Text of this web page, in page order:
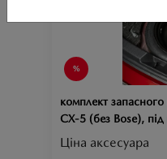
комплект
СХ-5 (без Bose), під
Ціна аксесуара